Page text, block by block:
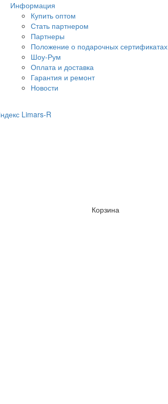
Информация
Купить оптом
Стать партнером
Партнеры
Положение о подарочных сертификатах
Шоу-Рум
Оплата и доставка
Гарантия и ремонт
Новости
Корзина